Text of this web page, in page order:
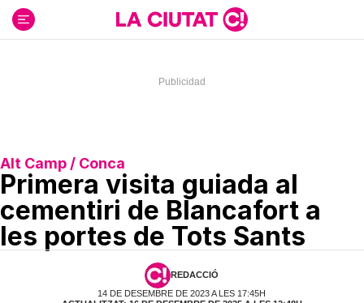
contenido
Alt Camp / Conca
Primera visita guiada al
cementiri de Blancafort a
les portes de Tots Sants
REDACCIÓ
14 DE DESEMBRE DE 2023 A LES 17:45H